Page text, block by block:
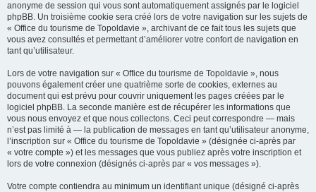
anonyme de session qui vous sont automatiquement assignés par le logiciel
phpBB. Un troisième cookie sera créé lors de votre navigation sur les sujets de
« Office du tourisme de Topoldavie », archivant de ce fait tous les sujets que
vous avez consultés et permettant d’améliorer votre confort de navigation en
tant qu’utilisateur.
Lors de votre navigation sur « Office du tourisme de Topoldavie », nous
pouvons également créer une quatrième sorte de cookies, externes au
document qui est prévu pour couvrir uniquement les pages créées par le
logiciel phpBB. La seconde manière est de récupérer les informations que
vous nous envoyez et que nous collectons. Ceci peut correspondre — mais
n’est pas limité à — la publication de messages en tant qu’utilisateur anonyme,
l’inscription sur « Office du tourisme de Topoldavie » (désignée ci-après par
« votre compte ») et les messages que vous publiez après votre inscription et
lors de votre connexion (désignés ci-après par « vos messages »).
Votre compte contiendra au minimum un identifiant unique (désigné ci-après